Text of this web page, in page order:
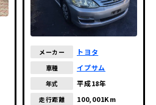
メーカー トヨタ
車種 イプサム
年式 平成18年
走行距離 100,001Km